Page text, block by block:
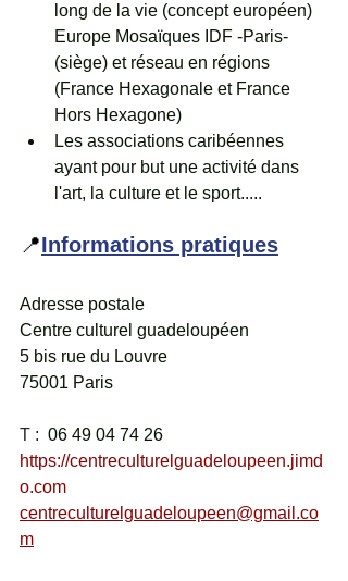
long de la vie (concept européen)
Europe Mosaïques IDF -Paris-
(siège) et réseau en régions
(France Hexagonale et France
Hors Hexagone)
Les associations caribéennes
ayant pour but une activité dans
l'art, la culture et le sport.....
📍Informations pratiques
Adresse postale
Centre culturel guadeloupéen
5 bis rue du Louvre
75001 Paris
T : 06 49 04 74 26
https://centreculturelguadeloupeen.jimd
o.com
centreculturelguadeloupeen@gmail.co
m